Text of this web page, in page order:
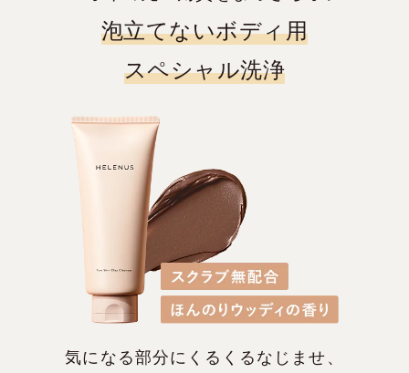
泡立てないボディ用
スペシャル洗浄
気になる部分にくるくるなじませ、